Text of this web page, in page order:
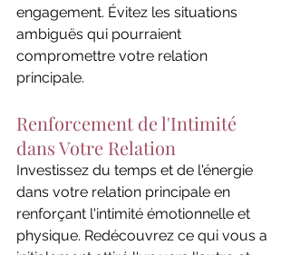
engagement. Évitez les situations
ambiguës qui pourraient
compromettre votre relation
principale.
Renforcement de l'Intimité
dans Votre Relation
Investissez du temps et de l'énergie
dans votre relation principale en
renforçant l'intimité émotionnelle et
physique. Redécouvrez ce qui vous a